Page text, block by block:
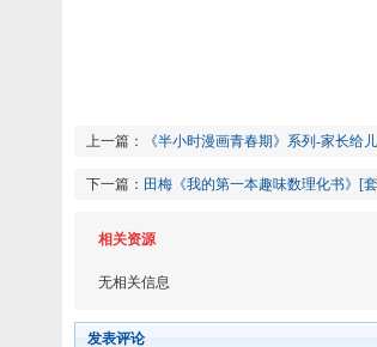
上一篇： 《半小时漫画青春期》系列-家长给
下一篇： 田梅《我的第一本趣味数理化书》[
相关资源
无相关信息
发表评论